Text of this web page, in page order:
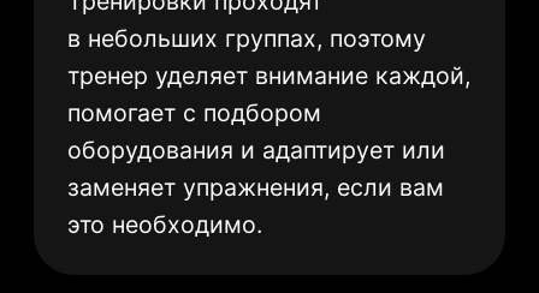
Расписание
О студии
Контакты
Филиалы